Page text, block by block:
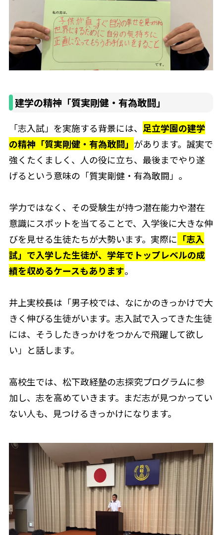
建学の精神「質実剛健・有為敢闘」
「志入試」を実施する背景には、 足立学園の建学
の精神「質実剛健・有為敢闘」 があります。誠実で
強くたくましく、人の役に立ち、最後までやり遂
げるという意味の「質実剛健・有為敢闘」。
学力ではなく、その受験生が持つ潜在能力や潜在
意識にスポットを当てることで、入学後に大きな伸
びを見せる生徒たちが大勢います。実際に 「志入
試」で入学した生徒が、学年でトップレベルの成
績を収めるケースもあります。
井上実校長は「男子校では、なにかのきっかけで大
きく伸びる生徒がいます。志入試で入ってきた生徒
には、そうしたきっかけをつかんで飛躍して欲し
い」と話します。
高校生では、松下政経塾の志探究プログラムに参
加し、志を高めていきます。まだ志が見つかってい
ない人も、見つけるきっかけになります。